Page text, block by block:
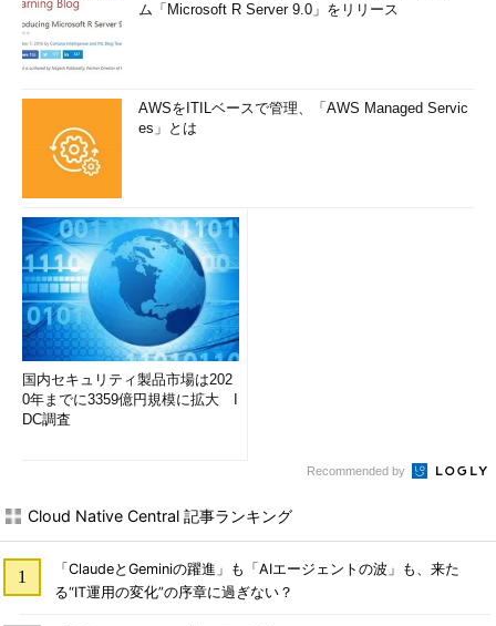
ム「Microsoft R Server 9.0」をリリース
AWSをITILベースで管理、「AWS Managed Servic
es」とは
国内セキュリティ製品市場は202
0年までに3359億円規模に拡大 I
DC調査
Recommended by
Cloud Native Central 記事ランキング
「ClaudeとGeminiの躍進」も「AIエージェントの波」も、来た
る“IT運用の変化”の序章に過ぎない？